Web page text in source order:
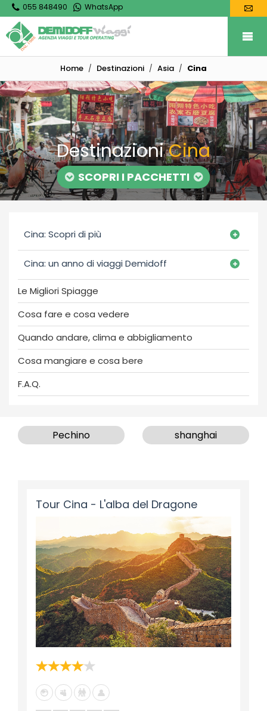
055 848490 WhatsApp
Home Destinazioni Asia Cina
DestinazioniCina
SCOPRI I PACCHETTI
Cina: Scopri di più
Cina: un anno di viaggi Demidoff
Le Migliori Spiagge
Cosa fare e cosa vedere
Quando andare, clima e abbigliamento
Cosa mangiare e cosa bere
F.A.Q.
Pechino shanghai
Tour Cina - L'alba del Dragone